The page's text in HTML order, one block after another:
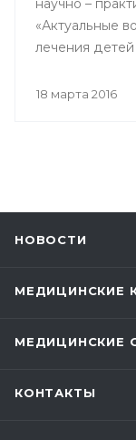
научно –
«Актуальные
лечения
санатории»,
18 марта 2016
НОВОСТИ
МЕДИЦИНСКИЕ
МЕДИЦИНСКИЕ
КОНТАКТЫ